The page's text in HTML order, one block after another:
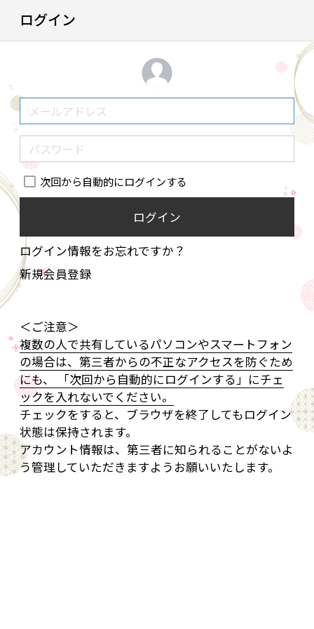
ログイン
次回から自動的にログインする
ログイン
ログイン情報をお忘れですか？
新規会員登録
＜ご注意＞
複数の人で共有しているパソコンやスマートフォン
の場合は、第三者からの不正なアクセスを防ぐため
にも、 「次回から自動的にログインする」にチェ
ックを入れないでください。
チェックをすると、ブラウザを終了してもログイン
状態は保持されます。
アカウント情報は、第三者に知られることがないよ
う管理していただきますようお願いいたします。